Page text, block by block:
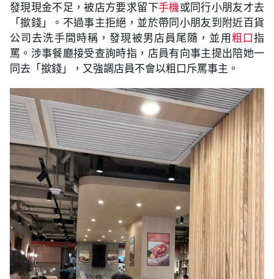
發現現金不足，被店方要求留下手機或同行小朋友才去
「撳錢」。不過事主拒絕，並於帶同小朋友到附近百貨
公司去洗手間時稱，發現被男店員尾隨，並用粗口指
罵。涉事餐廳接受查詢時指，店員有向事主提出陪她一
同去「撳錢」，又強調店員不會以粗口斥罵事主。